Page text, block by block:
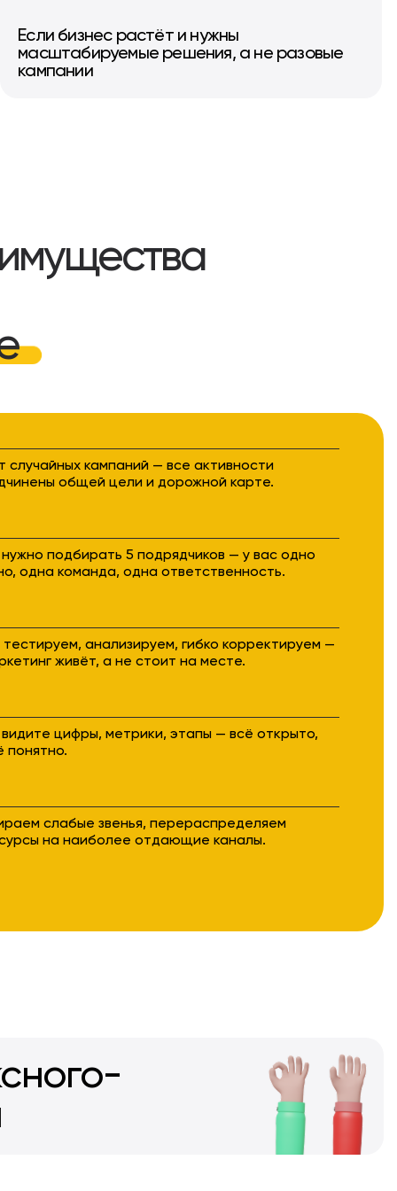
Если бизнес растёт и нужны
масштабируемые решения, а не разовые
кампании
случайных кампаний — все активности
общей цели и дорожной карте.
подбирать 5 подрядчиков — у вас одно
одна команда, одна ответственность.
анализируем, гибко корректируем —
живёт, а не стоит на месте.
цифры, метрики, этапы — всё открыто,
понятно.
слабые звенья, перераспределяем
на наиболее отдающие каналы.